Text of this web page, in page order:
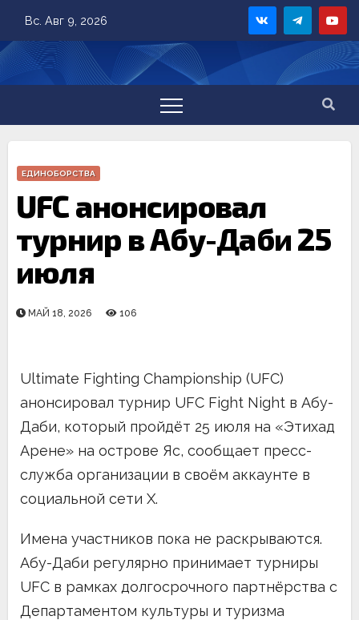
content
Вс. Авг 9, 2026
ЕДИНОБОРСТВА
UFC анонсировал
турнир в Абу-Даби 25
июля
МАЙ 18, 2026 106
Ultimate Fighting Championship (UFC)
анонсировал турнир UFC Fight Night в Абу-
Даби, который пройдёт 25 июля на «Этихад
Арене» на острове Яс, сообщает пресс-
служба организации в своём аккаунте в
социальной сети Х.
Имена участников пока не раскрываются.
Абу-Даби регулярно принимает турниры
UFC в рамках долгосрочного партнёрства с
Департаментом культуры и туризма